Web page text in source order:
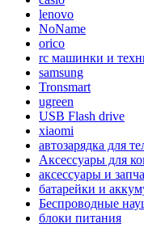
lenovo
NoName
orico
rc машинки и
samsung
Tronsmart
ugreen
USB Flash drive
xiaomi
автозарядка для
Аксессуары для
аксессуары и
батарейки и
Беспроводные
блоки питания